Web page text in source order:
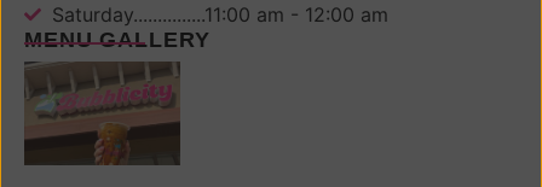
Saturday...............11:00 am - 12:00 am
MENU GALLERY